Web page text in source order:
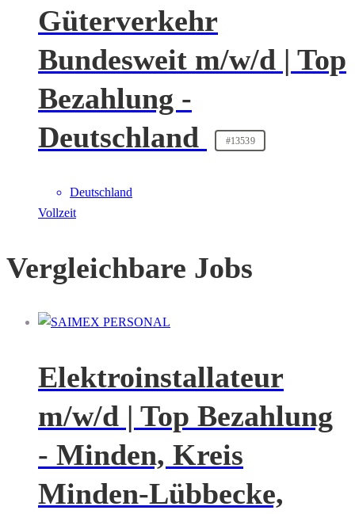
Güterverkehr
Bundesweit m/w/d | Top
Bezahlung -
Deutschland
#13539
Deutschland
Vollzeit
Vergleichbare Jobs
Elektroinstallateur
m/w/d | Top Bezahlung
- Minden, Kreis
Minden-Lübbecke,